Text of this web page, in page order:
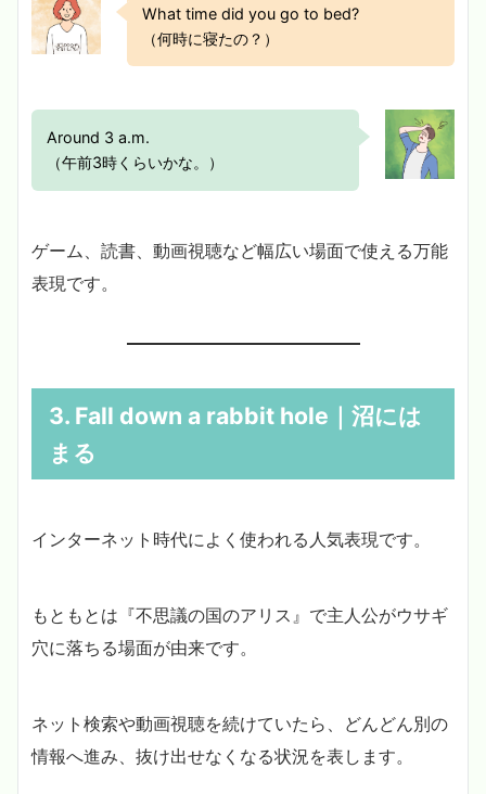
What time did you go to bed?
（何時に寝たの？）
Around 3 a.m.
（午前3時くらいかな。）
ゲーム、読書、動画視聴など幅広い場面で使える万能
表現です。
3. Fall down a rabbit hole｜沼には
まる
インターネット時代によく使われる人気表現です。
もともとは『不思議の国のアリス』で主人公がウサギ
穴に落ちる場面が由来です。
ネット検索や動画視聴を続けていたら、どんどん別の
情報へ進み、抜け出せなくなる状況を表します。